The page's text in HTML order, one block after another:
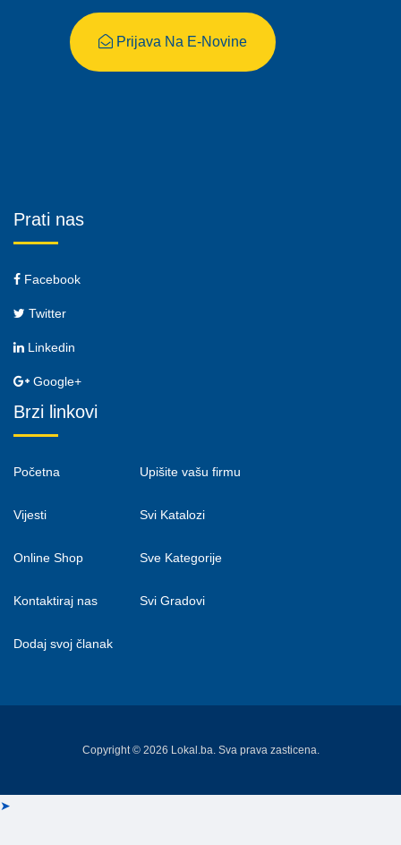
Prijava Na E-Novine
Prati nas
Facebook
Twitter
Linkedin
Google+
Brzi linkovi
Početna
Vijesti
Online Shop
Kontaktiraj nas
Dodaj svoj članak
Upišite vašu firmu
Svi Katalozi
Sve Kategorije
Svi Gradovi
Copyright © 2026 Lokal.ba. Sva prava zasticena.
➤